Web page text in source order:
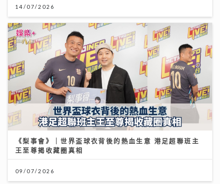
14/07/2026
《梨事會》｜世界盃球衣背後的熱血生意 港足超聯班主
王至尊揭收藏圈真相
09/07/2026